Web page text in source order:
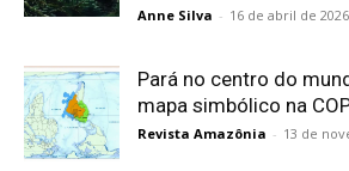
Anne Silva - 16 de abril de 2026
Pará no centro do
mapa simbólico na
Revista Amazônia - 13 de